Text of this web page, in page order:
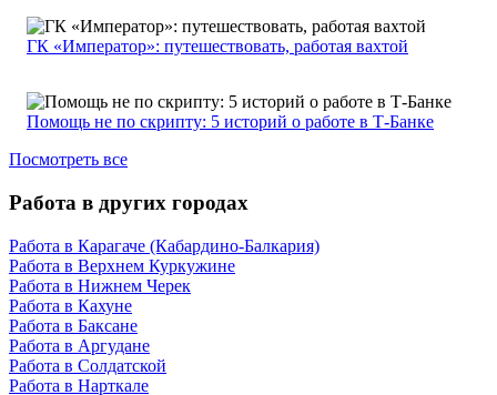
ГК «Император»: путешествовать, работая вахтой
Помощь не по скрипту: 5 историй о работе в Т-Банке
Посмотреть все
Работа в других городах
Работа в Карагаче (Кабардино-Балкария)
Работа в Верхнем Куркужине
Работа в Нижнем Черек
Работа в Кахуне
Работа в Баксане
Работа в Аргудане
Работа в Солдатской
Работа в Нарткале